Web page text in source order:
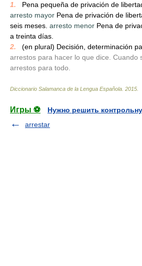
1.
Pena pequeña de privación de
arresto mayor Pena de privación de
seis meses. arresto menor Pena de
a treinta días.
2.
(en plural) Decisión, determinación
arrestos para hacer lo que dice. Cuando
arrestos para todo.
Diccionario Salamanca de la Lengua Española 2015
Игры ⚽
Нужно решить
arrestar